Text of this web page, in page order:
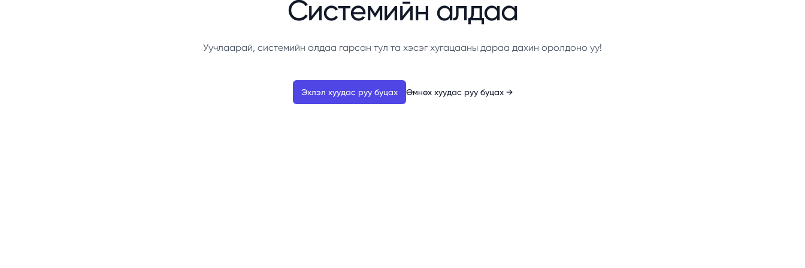
Системийн алдаа
Уучлаарай, системийн алдаа гарсан тул та хэсэг хугацааны дараа дахин оролдоно уу!
Эхлэл хуудас руу буцах Өмнөх хуудас руу буцах →